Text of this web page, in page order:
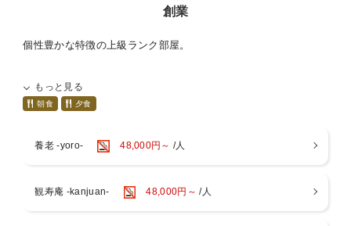
創業
個性豊かな特徴の上級ランク部屋。
日本建築の歴史的観点からも技術、建材の価値など部屋の随所に
奈良公園隣接エリアのため徒歩圏内には歴史的建造物はもちろん
もっと見る
朝食 夕食
養老 -yoro- 48,000円～ /人
観寿庵 -kanjuan- 48,000円～ /人